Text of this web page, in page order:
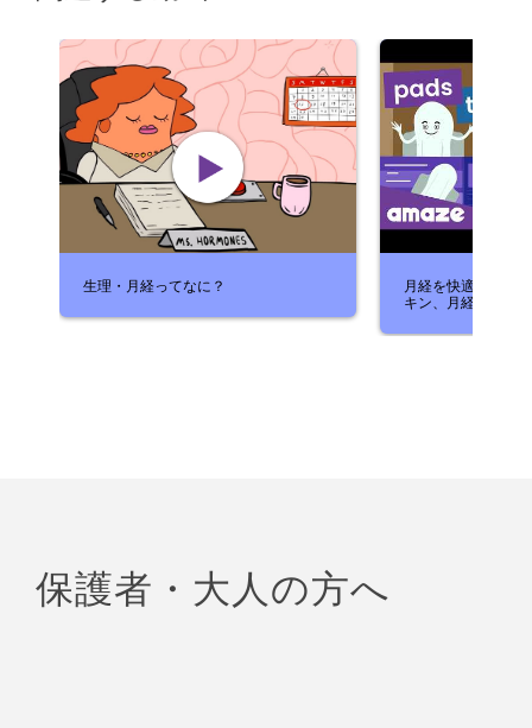
生理・月経ってなに？
月経を快適に：タ
キン、月経カップ
保護者・大人の方へ